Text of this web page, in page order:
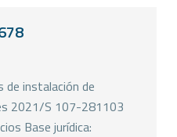
de instalación de
2021/S 107-281103
Base jurídica: